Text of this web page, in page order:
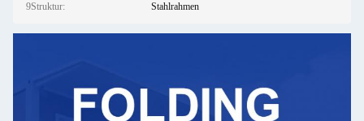
9Struktur: Stahlrahmen